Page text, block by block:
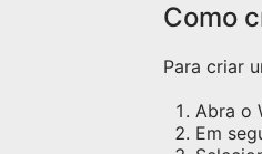
Como
Para criar
Abra o
Em